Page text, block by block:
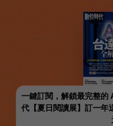
一鍵訂閱，解鎖最完整
代【夏日閱讀展】訂一年